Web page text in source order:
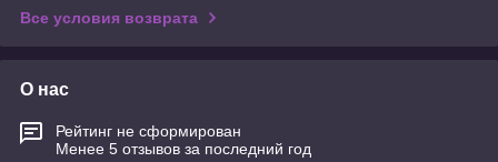
Все условия возврата
О нас
Рейтинг не сформирован
Менее 5 отзывов за последний год